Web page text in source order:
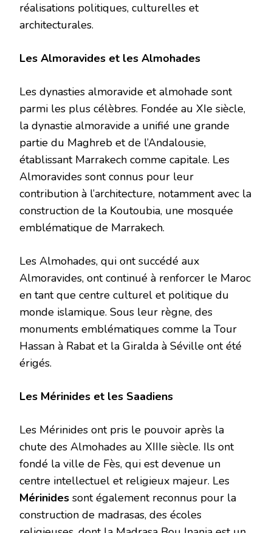
réalisations politiques, culturelles et
architecturales.
Les Almoravides et les Almohades
Les dynasties almoravide et almohade sont
parmi les plus célèbres. Fondée au XIe siècle,
la dynastie almoravide a unifié une grande
partie du Maghreb et de l’Andalousie,
établissant Marrakech comme capitale. Les
Almoravides sont connus pour leur
contribution à l’architecture, notamment avec la
construction de la Koutoubia, une mosquée
emblématique de Marrakech.
Les Almohades, qui ont succédé aux
Almoravides, ont continué à renforcer le Maroc
en tant que centre culturel et politique du
monde islamique. Sous leur règne, des
monuments emblématiques comme la Tour
Hassan à Rabat et la Giralda à Séville ont été
érigés.
Les Mérinides et les Saadiens
Les Mérinides ont pris le pouvoir après la
chute des Almohades au XIIIe siècle. Ils ont
fondé la ville de Fès, qui est devenue un
centre intellectuel et religieux majeur. Les
Mérinides sont également reconnus pour la
construction de madrasas, des écoles